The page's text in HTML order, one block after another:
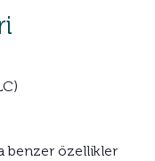
benzer özellikler